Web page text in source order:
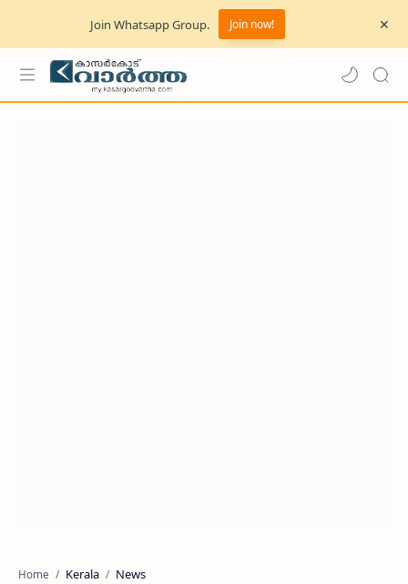
Join Whatsapp Group. Join now!
Home Kerala News